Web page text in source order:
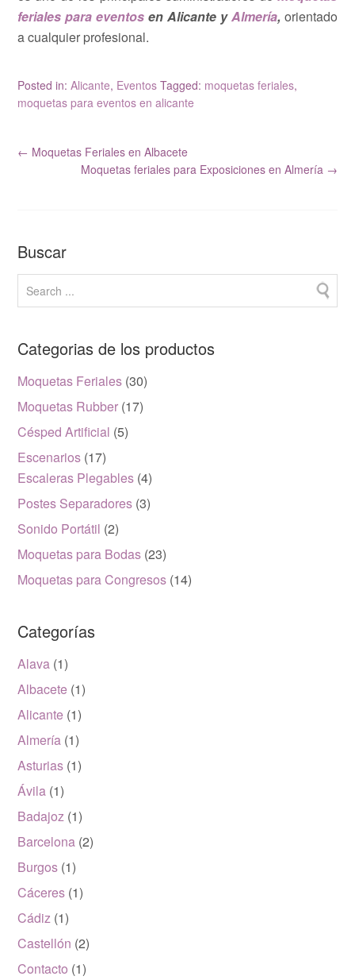
feriales para eventos en Alicante yAlmería, orientado
a cualquier profesional.
Posted in:Alicante, Eventos Tagged: moquetas feriales,
moquetas para eventos en alicante
← Moquetas Feriales en Albacete
Moquetas feriales para Exposiciones en Almería →
Buscar
Categorias de los productos
Moquetas Feriales (30)
Moquetas Rubber (17)
Césped Artificial (5)
Escenarios (17)
Escaleras Plegables (4)
Postes Separadores (3)
Sonido Portátil (2)
Moquetas para Bodas (23)
Moquetas para Congresos (14)
Categorías
Alava (1)
Albacete (1)
Alicante (1)
Almería (1)
Asturias (1)
Ávila (1)
Badajoz (1)
Barcelona (2)
Burgos (1)
Cáceres (1)
Cádiz (1)
Castellón (2)
Contacto (1)